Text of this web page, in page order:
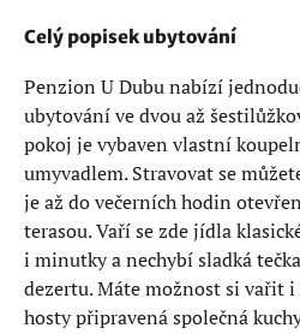
Celý popisek ubytování
Penzion U Dubu nabízí
ubytování ve dvou až
pokoj je vybaven vlastní
umyvadlem. Stravovat se
je až do večerních hodin
terasou. Vaří se zde jídla
i minutky a nechybí sladká
dezertu. Máte možnost si vařit
hosty připravená společná